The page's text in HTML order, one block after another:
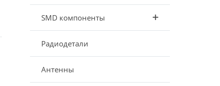
SMD компоненты
Радиодетали
Антенны